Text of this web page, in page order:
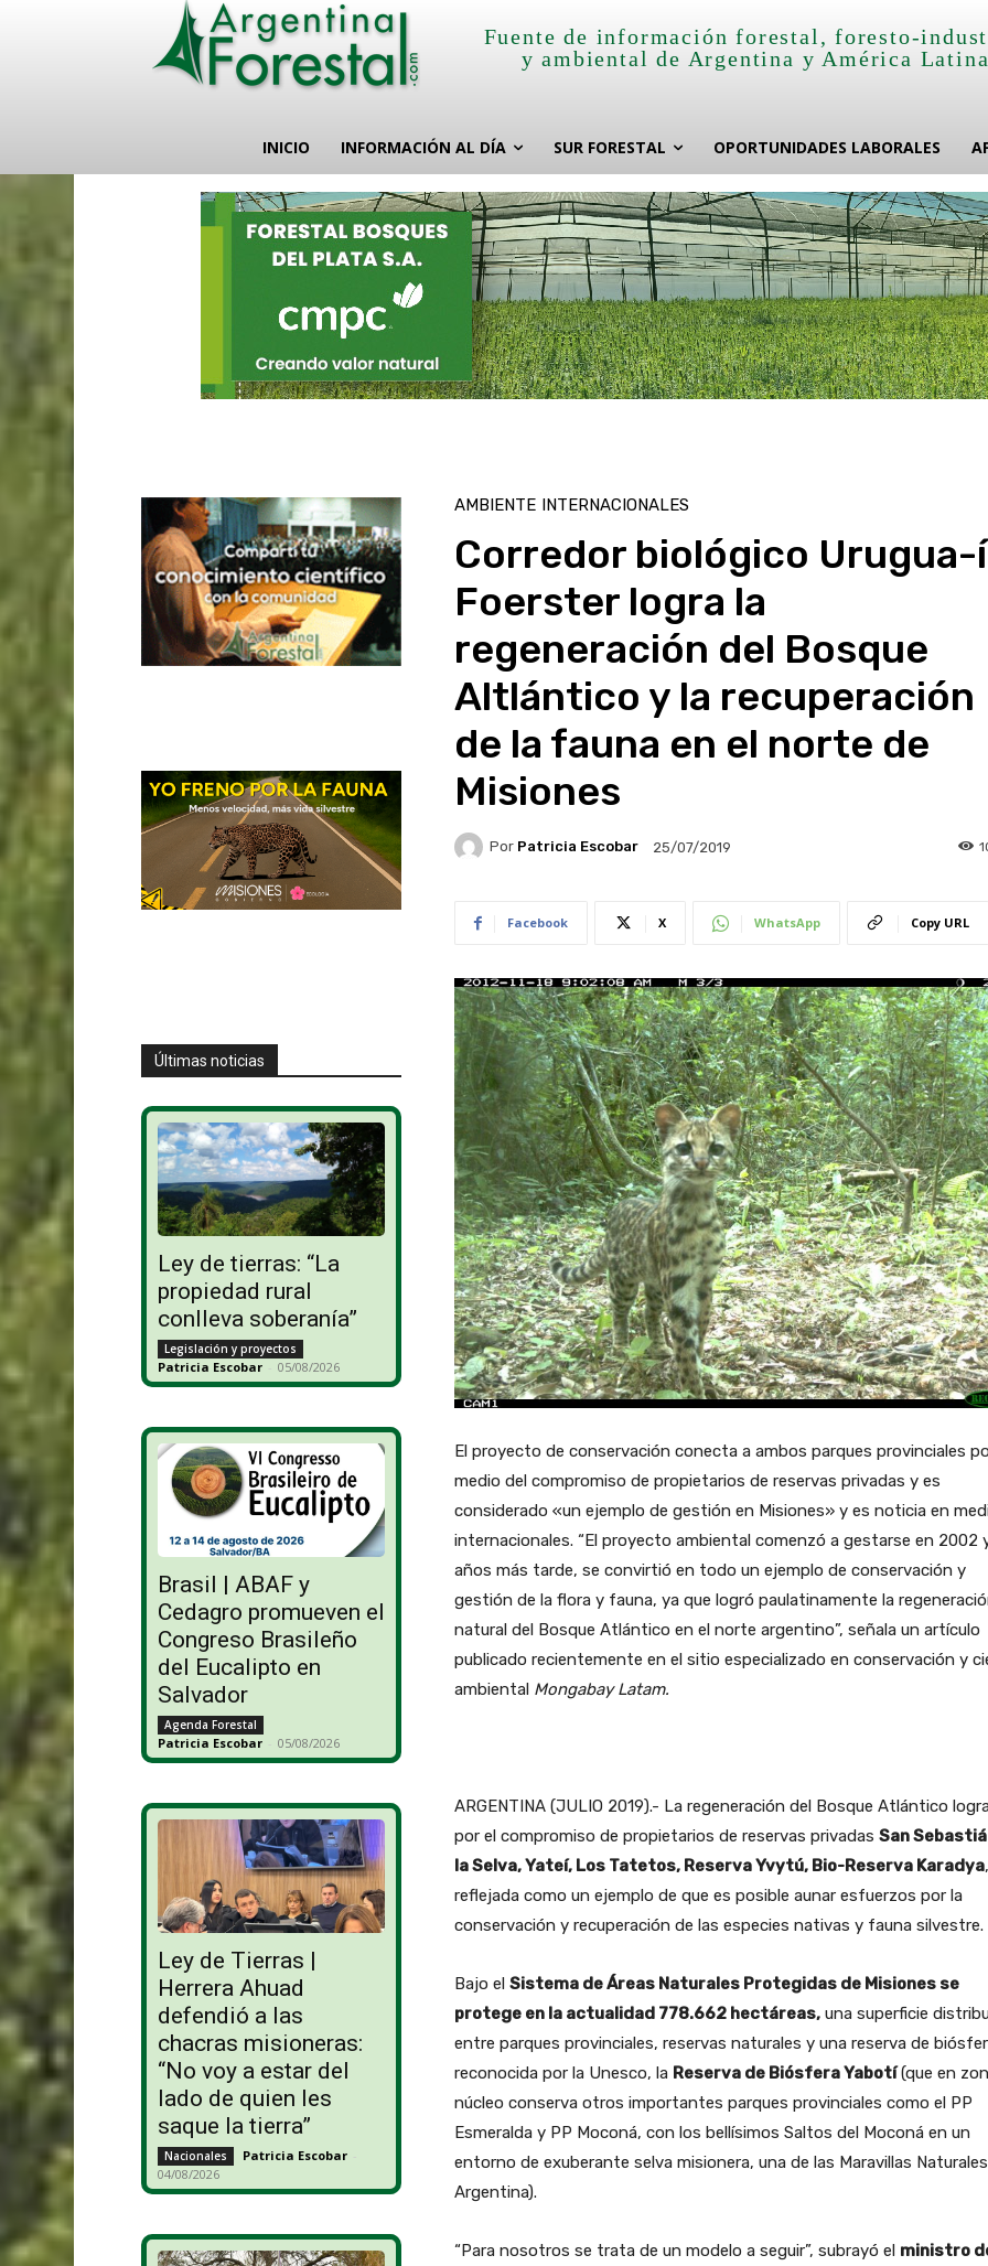
Fuente de información forestal, foresto-
y ambiental de Argentina y América
INICIO INFORMACIÓN AL DÍA SUR FORESTAL OPORTUNIDADES LABORALES
Últimas noticias
Ley de tierras: “La
propiedad rural
conlleva soberanía”
Legislación y proyectos
Patricia Escobar - 05/08/2026
Brasil | ABAF y
Cedagro promueven el
Congreso Brasileño
del Eucalipto en
Salvador
Agenda Forestal
Patricia Escobar - 05/08/2026
Ley de Tierras |
Herrera Ahuad
defendió a las
chacras misioneras:
“No voy a estar del
lado de quien les
saque la tierra”
Nacionales Patricia Escobar -
04/08/2026
AMBIENTE INTERNACIONALES
Corredor biológico Urugua-
Foerster logra la
regeneración del Bosque
Altlántico y la recuperación
de la fauna en el norte de
Misiones
Por Patricia Escobar 25/07/2019
Facebook X WhatsApp Copy URL
El proyecto de conservación conecta a ambos parques provinciales
medio del compromiso de propietarios de reservas privadas y es
considerado «un ejemplo de gestión en Misiones» y es noticia en
internacionales. “El proyecto ambiental comenzó a gestarse en 2002
años más tarde, se convirtió en todo un ejemplo de conservación y
gestión de la flora y fauna, ya que logró paulatinamente la
natural del Bosque Atlántico en el norte argentino”, señala un artículo
publicado recientemente en el sitio especializado en conservación y
ambiental Mongabay Latam.
ARGENTINA (JULIO 2019).- La regeneración del Bosque Atlántico
por el compromiso de propietarios de reservas privadas San
la Selva, Yateí, Los Tatetos, Reserva Yvytú, Bio-Reserva Karadya
reflejada como un ejemplo de que es posible aunar esfuerzos por la
conservación y recuperación de las especies nativas y fauna silvestre.
Bajo el Sistema de Áreas Naturales Protegidas de Misiones se
protege en la actualidad 778.662 hectáreas,una superficie
entre parques provinciales, reservas naturales y una reserva de
reconocida por la Unesco, la Reserva de Biósfera Yabotí(que en
núcleo conserva otros importantes parques provinciales como el PP
Esmeralda y PP Moconá, con los bellísimos Saltos del Moconá en un
entorno de exuberante selva misionera, una de las Maravillas
Argentina).
“Para nosotros se trata de un modelo a seguir”, subrayó el ministro